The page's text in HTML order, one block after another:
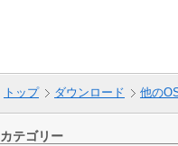
トップ ダウンロード 他の
カテゴリー